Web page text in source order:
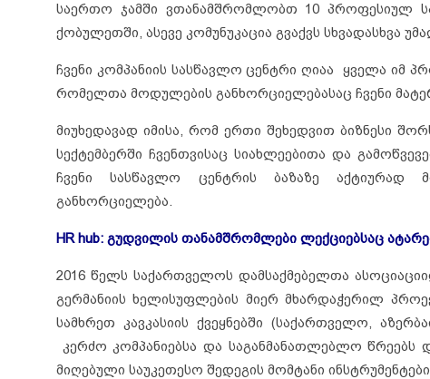
საერთო ჯამში ვთანამშრომლობთ 10 პროფესიულ
ქობულეთში, ასევე კომუნუკაცია გვაქვს სხვადასხვა
ჩვენი კომპანიის სასწავლო ცენტრი ღიაა ყველა იმ
რომელთა მოდულების განხორციელებასაც ჩვენი
მიუხედავად იმისა, რომ ერთი შეხედვით ბიზნესი
სექტემბერში ჩვენთვისაც სიახლეებითა და
ჩვენი სასწავლო ცენტრის ბაზაზე აქტიურად
განხორციელება.
HR hub: გუდვილის თანამშრომლები ლექციებსაც
2016 წელს საქართველოს დამსაქმებელთა
გერმანიის ხელისუფლების მიერ მხარდაჭერილ
სამხრეთ კავკასიის ქვეყნებში (საქართველო,
კერძო კომპანიებსა და საგანმანათლებლო
მიღებული საუკეთესო შედეგის მომტანი